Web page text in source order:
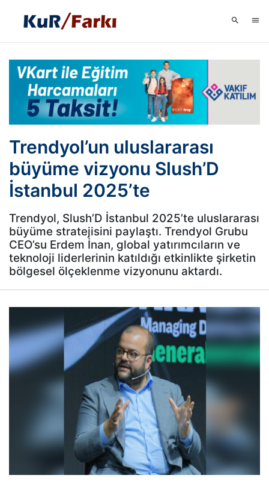
Trendyol’un uluslararası
büyüme vizyonu Slush’D
İstanbul 2025’te
Trendyol, Slush’D İstanbul 2025’te uluslararası
büyüme stratejisini paylaştı. Trendyol Grubu
CEO’su Erdem İnan, global yatırımcıların ve
teknoloji liderlerinin katıldığı etkinlikte şirketin
bölgesel ölçeklenme vizyonunu aktardı.